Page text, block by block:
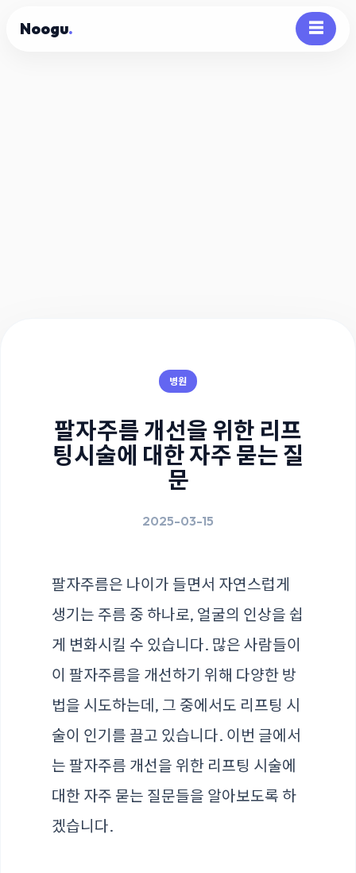
Noogu. ☰
병원
팔자주름 개선을 위한 리프
팅시술에 대한 자주 묻는 질
문
2025-03-15
팔자주름은 나이가 들면서 자연스럽게
생기는 주름 중 하나로, 얼굴의 인상을 쉽
게 변화시킬 수 있습니다. 많은 사람들이
이 팔자주름을 개선하기 위해 다양한 방
법을 시도하는데, 그 중에서도 리프팅 시
술이 인기를 끌고 있습니다. 이번 글에서
는 팔자주름 개선을 위한 리프팅 시술에
대한 자주 묻는 질문들을 알아보도록 하
겠습니다.